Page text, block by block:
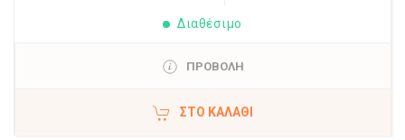
Διαθέσιμο
ΠΡΟΒΟΛΗ
ΣΤΟ ΚΑΛΆΘΙ